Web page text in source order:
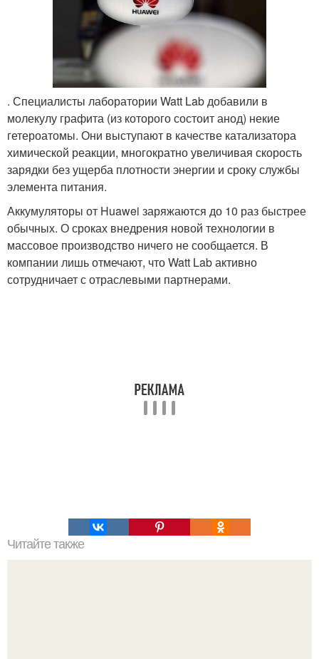
. Специалисты лаборатории Watt Lab добавили в
молекулу графита (из которого состоит анод) некие
гетероатомы. Они выступают в качестве катализатора
химической реакции, многократно увеличивая скорость
зарядки без ущерба плотности энергии и сроку службы
элемента питания.
Аккумуляторы от Huawei заряжаются до 10 раз быстрее
обычных. О сроках внедрения новой технологии в
массовое производство ничего не сообщается. В
компании лишь отмечают, что Watt Lab активно
сотрудничает с отраслевыми партнерами.
Читайте также